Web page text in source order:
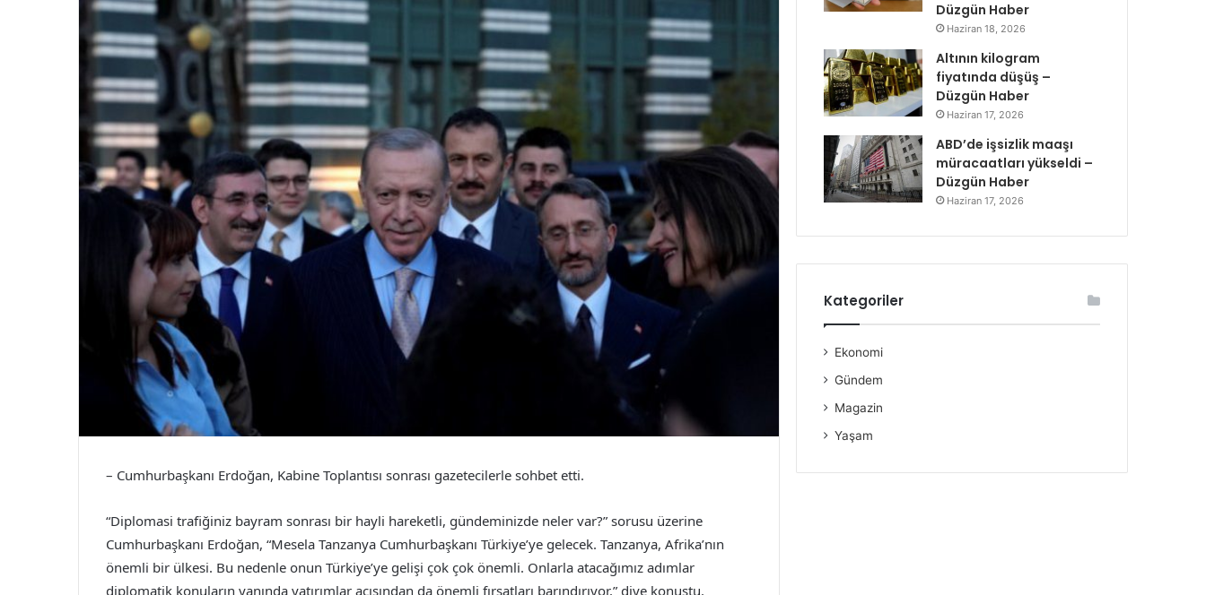
– Cumhurbaşkanı Erdoğan, Kabine Toplantısı sonrası gazetecilerle sohbet etti.
“Diplomasi trafiğiniz bayram sonrası bir hayli hareketli, gündeminizde neler var?” sorusu üzerine
Cumhurbaşkanı Erdoğan, “Mesela Tanzanya Cumhurbaşkanı Türkiye’ye gelecek. Tanzanya, Afrika’nın
önemli bir ülkesi. Bu nedenle onun Türkiye’ye gelişi çok çok önemli. Onlarla atacağımız adımlar
diplomatik konuların yanında yatırımlar açısından da önemli fırsatları barındırıyor.” diye konuştu.
Düzgün Haber
Haziran 18, 2026
Altının kilogram
fiyatında düşüş –
Düzgün Haber
Haziran 17, 2026
ABD’de işsizlik maaşı
müracaatları yükseldi –
Düzgün Haber
Haziran 17, 2026
Kategoriler
Ekonomi
Gündem
Magazin
Yaşam